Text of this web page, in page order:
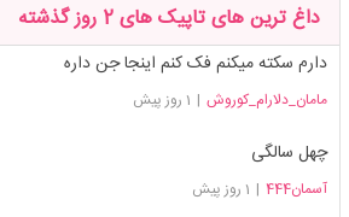
داغ ترین های تاپیک های 2 روز گذشته
دارم سکته میکنم فک کنم اینجا جن داره
مامان_دلارام_کوروش | 1 روز پیش
چهل سالگی
آسمان444 | 1 روز پیش